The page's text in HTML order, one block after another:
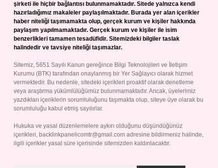
şirketi ile hiçbir bağlantısı bulunmamaktadır. Sitede yalnızca kendi
hazırladığımız makaleler paylaşılmaktadır. Burada yer alan içerikler
haber niteliği taşımamakta olup, gerçek kurum ve kişiler hakkında
paylaşım yapılmamaktadır. Gerçek kurum ve kişiler ile isim
benzerlikleri tamamen tesadüfidir. Sitemizdeki bilgiler taslak
halindedir ve tavsiye niteliği taşımazlar.
Sitemiz, 5651 Sayılı Kanun gereğince Bilgi Teknolojileri ve İletişim
Kurumu (BTK) tarafından onaylanmış bir Yer Sağlayıcı olarak hizmet
vermektedir. Bu nedenle, sitedeki içerikleri proaktif olarak denetleme
veya araştırma yükümlülüğümüz bulunmamaktadır. Ancak, üyelerimiz
yazdıkları içeriklerin sorumluluğunu taşımakta olup, siteye üye olarak bu
sorumluluğu kabul etmiş sayılırlar.
Hukuka ve yasal düzenlemelere aykırı olduğunu düşündüğünüz
içerikleri, backlinkpanelicomtr@gmail.com adresine bildirmeniz halinde,
ilgili içerikler yasal süre içerisinde sitemizden kaldırılacaktır.